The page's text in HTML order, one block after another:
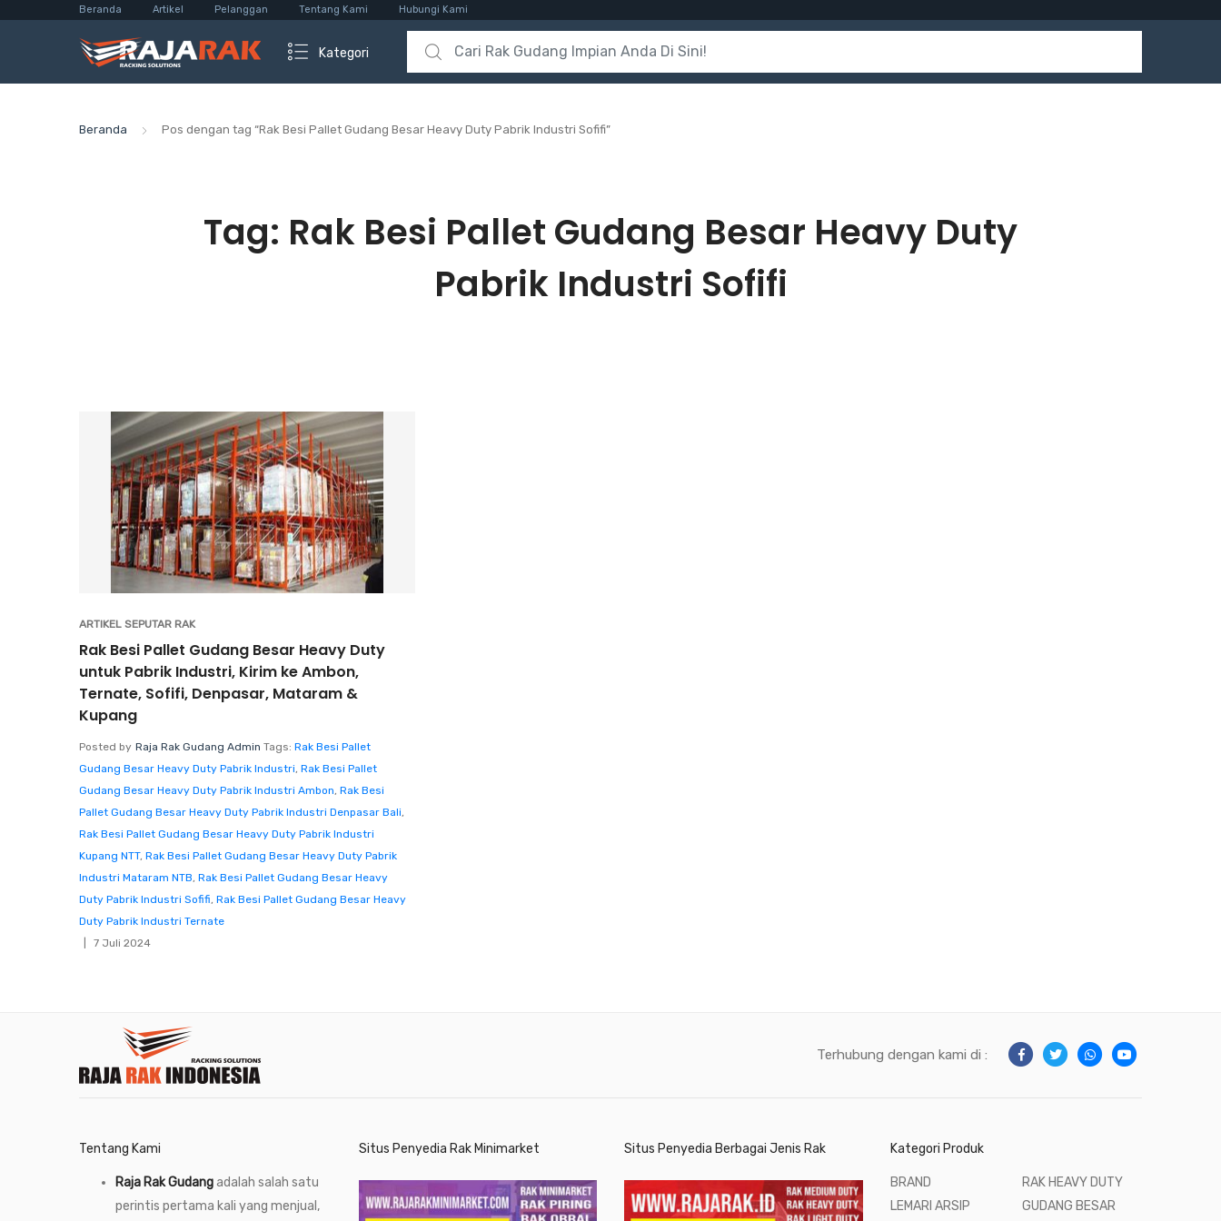
Beranda Artikel Pelanggan Tentang Kami Hubungi Kami
Kategori
Search for:
Beranda Pos dengan tag “Rak Besi Pallet Gudang Besar Heavy Duty Pabrik Industri Sofifi”
Tag: Rak Besi Pallet Gudang Besar Heavy Duty
Pabrik Industri Sofifi
ARTIKEL SEPUTAR RAK
Rak Besi Pallet Gudang Besar Heavy Duty
untuk Pabrik Industri, Kirim ke Ambon,
Ternate, Sofifi, Denpasar, Mataram &
Kupang
Posted by Raja Rak Gudang Admin Tags: Rak Besi Pallet
Gudang Besar Heavy Duty Pabrik Industri, Rak Besi Pallet
Gudang Besar Heavy Duty Pabrik Industri Ambon, Rak Besi
Pallet Gudang Besar Heavy Duty Pabrik Industri Denpasar Bali,
Rak Besi Pallet Gudang Besar Heavy Duty Pabrik Industri
Kupang NTT, Rak Besi Pallet Gudang Besar Heavy Duty Pabrik
Industri Mataram NTB, Rak Besi Pallet Gudang Besar Heavy
Duty Pabrik Industri Sofifi, Rak Besi Pallet Gudang Besar Heavy
Duty Pabrik Industri Ternate
7 Juli 2024
Terhubung dengan kami di :
Tentang Kami
Raja Rak Gudangadalah salah satu
perintis pertama kali yang menjual,
Situs Penyedia Rak Minimarket Situs Penyedia Berbagai Jenis Rak Kategori Produk
BRAND
LEMARI ARSIP
RAK HEAVY DUTY
GUDANG BESAR